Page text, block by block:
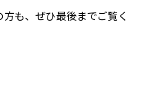
も、ぜひ最後までご覧く